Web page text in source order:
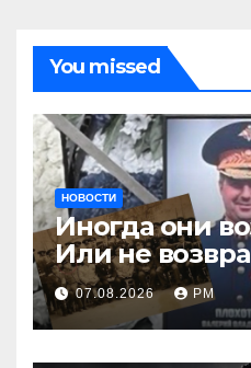
You missed
НОВОСТИ
Иногда они
Или не
07.08.2026 РМ